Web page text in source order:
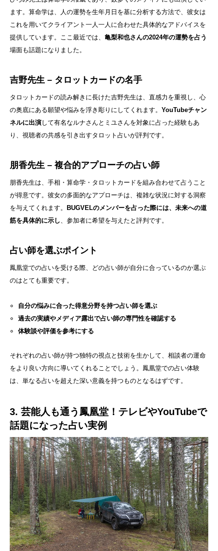
ます。算命学は、人の運勢を生年月日を基に分析する方法で、彼女は
これを用いてクライアント一人一人に合わせた具体的なアドバイスを
提供しています。ここ最近では、 亀梨和也さんの2024年の運勢を占う
場面も話題になりました。
吉野先生 – タロットカードの名手
タロットカードの読み解きに長けた吉野先生は、直感力を重視し、心
の奥底にある願望や悩みを浮き彫りにしてくれます。 YouTubeチャン
ネルに出演して有名なルナさんとミユさんを対象に占った経験もあ
り、視聴者の共感を引き出すタロット占いが評判です。
朋香先生 – 複合的アプローチの占い師
朋香先生は、手相・算命学・タロットカードを組み合わせて占うこと
が得意です。彼女の多面的なアプローチは、複雑な状況に対する洞察
を与えてくれます。
BUGVELのメンバーを占った際には、未来への道
筋を具体的に示し、参加者に希望を与えたと評判です。
占い師を選ぶポイント
鳳凰堂での占いを受ける際、どの占い師が自分に合っているのか選ぶ
のはとても重要です。
自分の悩みに合った得意分野を持つ占い師を選ぶ
過去の実績やメディア露出で占い師の専門性を確認する
体験談や評価を参考にする
それぞれの占い師が持つ独特の視点と技術を生かして、相談者の運命
をより良い方向に導いてくれることでしょう。鳳凰堂での占い体験
は、単なる占いを超えた深い意義を持つものとなるはずです。
3. 芸能人も通う鳳凰堂！テレビやYouTubeで
話題になった占い実例